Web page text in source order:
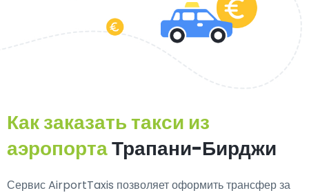
Как заказать такси из
аэропортаТрапани-Бирджи
Сервис AirportTaxis позволяет оформить трансфер за